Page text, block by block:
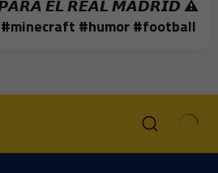
𝙀𝙇 𝙍𝙀𝘼𝙇 𝙈𝘼𝘿𝙍𝙄𝘿 ⚠️
#futbol #edit #minecraft #humor #football